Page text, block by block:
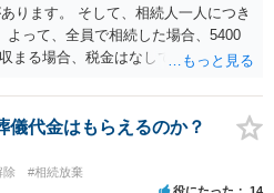
ります。 そして、相続人一人につき
よって、全員で相続した場合、5400
まる場合、税金はなしです。 一人が
員で相続する方が税金はお得です。
いの結果、親がすべて相続と決める
続の非課税枠は、全員で相続した540
母が全部相続すると、母から三人
税枠となります。 そうすると、母が
儀代金はもらえるのか？
除 #相続放棄
役にたった 14